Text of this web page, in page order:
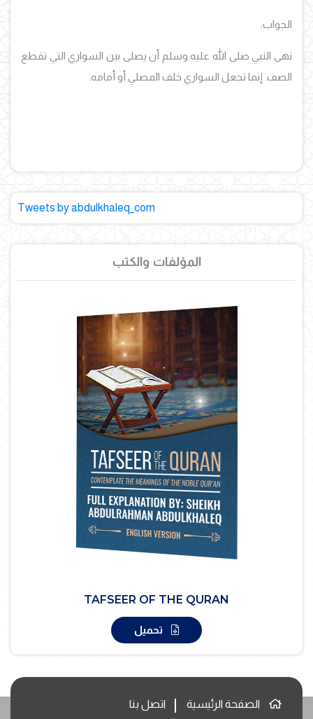
الجواب:
نهى النبي صلى الله عليه وسلم أن يصلى بين السواري التي تقطع
الصف. إنما تجعل السواري خلف المصلي أو أمامه.
Tweets by abdulkhaleq_com
المؤلفات والكتب
TAFSEER OF THE QURAN
تحميل
الصفحة الرئيسية اتصل بنا